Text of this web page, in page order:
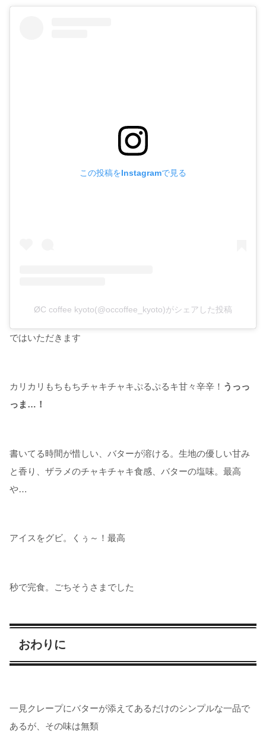
この投稿をInstagramで見る
ØC coffee kyoto(@occoffee_kyoto)がシェアした投稿
ではいただきます
カリカリもちもちチャキチャキぷるぷるキ甘々辛辛！ うっっ
っま…！
書いてる時間が惜しい、バターが溶ける。生地の優しい甘み
と香り、ザラメのチャキチャキ食感、バターの塩味。最高
や…
アイスをグビ。くぅ～！最高
秒で完食。ごちそうさまでした
おわりに
一見クレープにバターが添えてあるだけのシンプルな一品で
あるが、その味は無類